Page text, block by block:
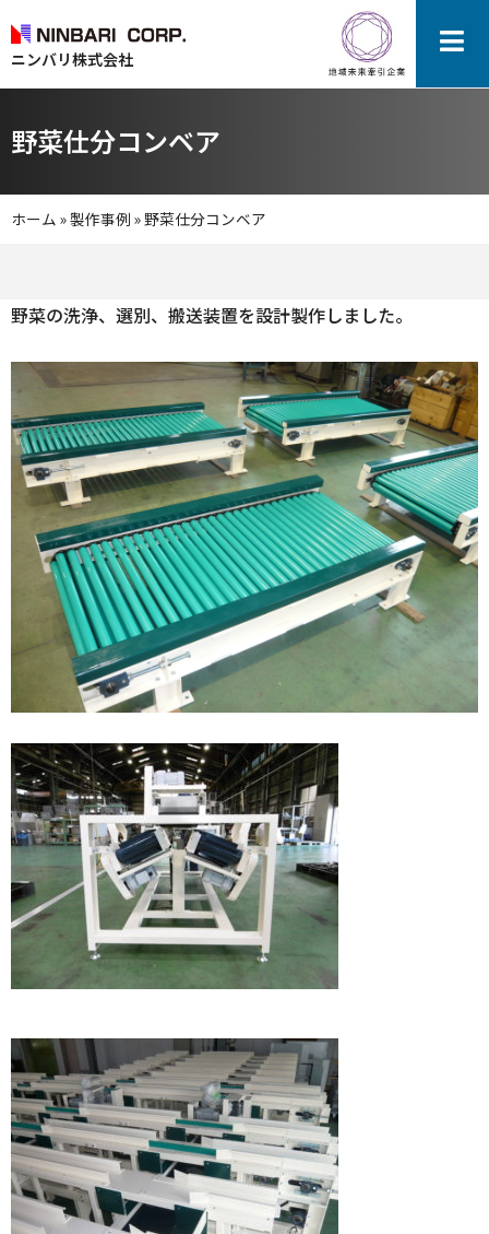
ニンバリ株式会社
野菜仕分コンベア
ホーム »製作事例 »野菜仕分コンベア
野菜の洗浄、選別、搬送装置を設計製作しました。